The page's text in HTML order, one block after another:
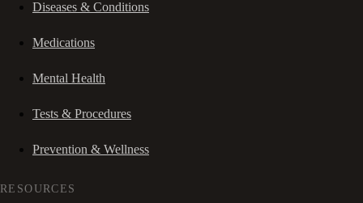
Diseases & Conditions
Medications
Mental Health
Tests & Procedures
Prevention & Wellness
RESOURCES